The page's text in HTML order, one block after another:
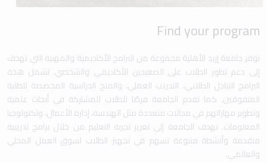
Find your program
توفر جامعة إربد الأهلية مجموعة من البرامج الأكاديمية والمهنية التي تهدف
إلى دعم تطور الطلاب على الصعيدين الأكاديمي والشخصي. تشمل هذه
البرامج التبادل الطلابي، التدريب العملي، والمنح الدراسية المخصصة للطلبة
المتفوقين. كما تقدم الجامعة فرصًا للطلاب للمشاركة في أبحاث علمية
وتطوير مهاراتهم في مجالات متعددة مثل الهندسة، إدارة الأعمال، وتكنولوجيا
المعلومات. تهدف الجامعة إلى تعزيز تجربة التعليم من خلال برامج تدريبية
متقدمة وأنشطة متنوعة تسهم في تجهيز الطلاب لسوق العمل المحلي
والعالمي.